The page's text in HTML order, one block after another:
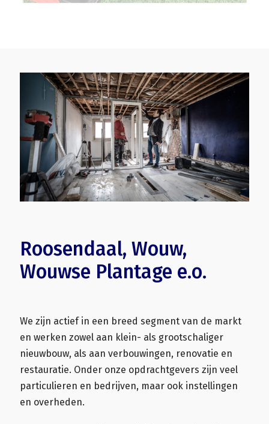
Roosendaal, Wouw,
Wouwse Plantage e.o.
We zijn actief in een breed segment van de markt
en werken zowel aan klein- als grootschaliger
nieuwbouw, als aan verbouwingen, renovatie en
restauratie. Onder onze opdrachtgevers zijn veel
particulieren en bedrijven, maar ook instellingen
en overheden.